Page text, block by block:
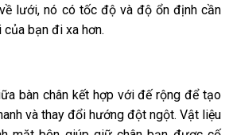
lưới, nó có tốc độ và độ ổn định cần
bạn đi xa hơn.
bàn chân kết hợp với đế rộng để tạo
và thay đổi hướng đột ngột. Vật liệu